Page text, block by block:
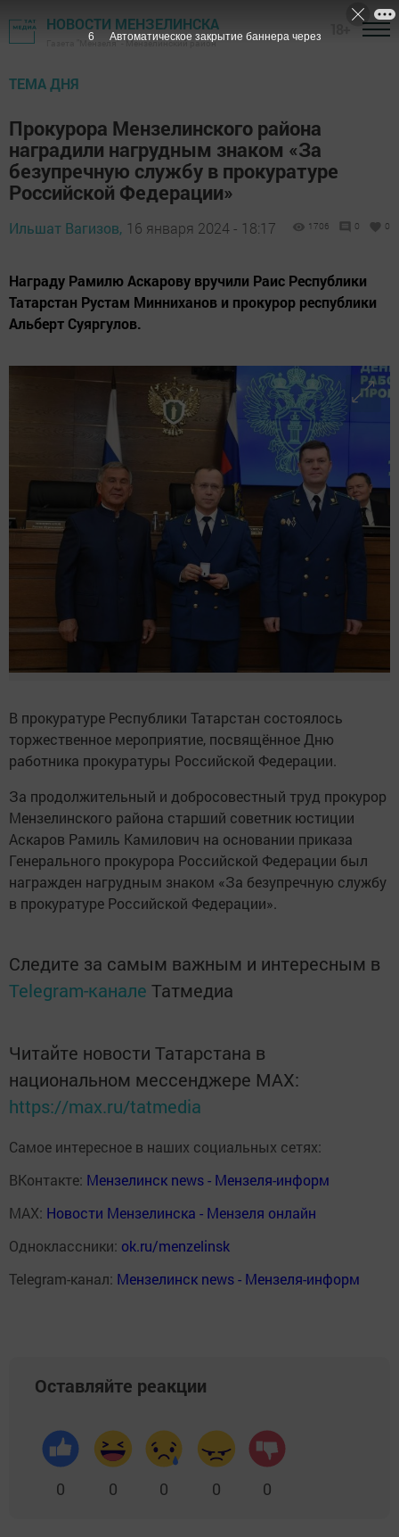
НОВОСТИ МЕНЗЕЛИНСКА
Газета "Мензеля" - Мензелинский район
ТЕМА ДНЯ
Прокурора Мензелинского района
наградили нагрудным знаком «За
безупречную службу в прокуратуре
Российской Федерации»
Ильшат Вагизов, 16 января 2024 - 18:17 1706 0 0
Награду Рамилю Аскарову вручили Раис Республики
Татарстан Рустам Минниханов и прокурор республики
Альберт Суяргулов.
В прокуратуре Республики Татарстан состоялось
торжественное мероприятие, посвящённое Дню
работника прокуратуры Российской Федерации.
За продолжительный и добросовестный труд прокурор
Мензелинского района старший советник юстиции
Аскаров Рамиль Камилович на основании приказа
Генерального прокурора Российской Федерации был
награжден нагрудным знаком «За безупречную службу
в прокуратуре Российской Федерации».
Следите за самым важным и интересным в
Telegram-канале Татмедиа
Читайте новости Татарстана в
национальном мессенджере MАХ:
https://max.ru/tatmedia
Самое интересное в наших социальных сетях:
ВКонтакте: Мензелинск news - Мензеля-информ
MAX: Новости Мензелинска - Мензеля онлайн
Одноклассники: ok.ru/menzelinsk
Telegram-канал: Мензелинск news - Мензеля-информ
Оставляйте реакции
0 0 0 0 0
4 Автоматическое закрытие баннера через